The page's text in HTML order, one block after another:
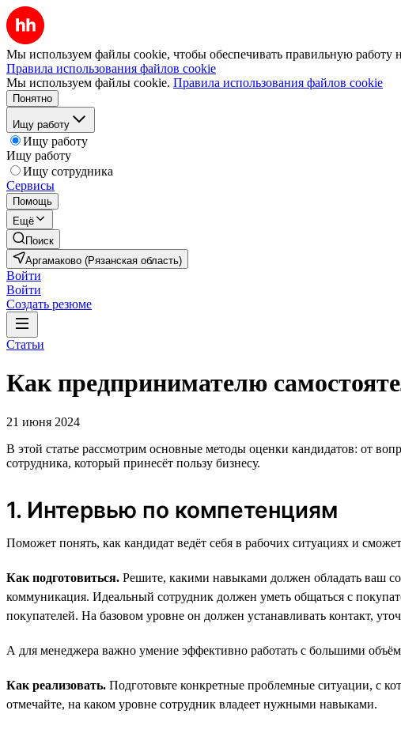
Мы используем файлы cookie, чтобы обеспечивать правильную работу
Правила использования файлов cookie
Мы используем файлы cookie. Правила использования файлов cookie
Понятно
Ищу работу
Ищу работу
Ищу работу
Ищу сотрудника
Сервисы
Помощь
Ещё
Поиск
Аргамаково (Рязанская область)
Войти
Войти
Создать резюме
Статьи
Как предпринимателю
21 июня 2024
В этой статье рассмотрим основные методы оценки кандидатов: от
сотрудника, который принесёт пользу бизнесу.
1. Интервью по компетенциям
Поможет понять, как кандидат ведёт себя в рабочих ситуациях и
Как подготовиться. Решите, какими навыками должен обладать ваш
коммуникация. Идеальный сотрудник должен уметь общаться с
покупателей. На базовом уровне он должен устанавливать контакт,
А для менеджера важно умение эффективно работать с большими
Как реализовать. Подготовьте конкретные проблемные ситуации, с
отмечайте, на каком уровне сотрудник владеет нужными навыками.